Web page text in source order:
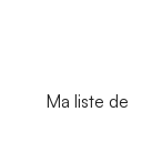
Ma liste de